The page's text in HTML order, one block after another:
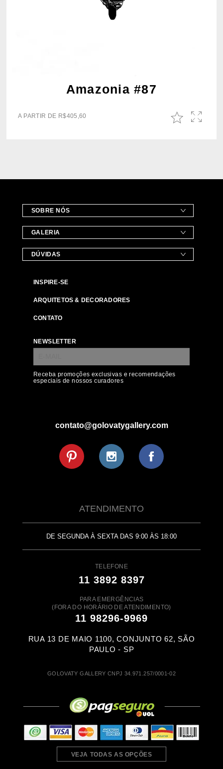
Amazonia #87
A PARTIR DE R$405,60
SOBRE NÓS
GALERIA
DÚVIDAS
INSPIRE-SE
ARQUITETOS & DECORADORES
CONTATO
NEWSLETTER
Receba promoções exclusivas e recomendações
especiais de nossos curadores
contato@golovatygallery.com
ATENDIMENTO
DE SEGUNDA À SEXTA DAS 9:00 ÀS 18:00
TELEFONE
11 3892 8397
PARA EMERGÊNCIAS
(FORA DO HORÁRIO DE ATENDIMENTO)
11 98296-9969
RUA 13 DE MAIO 1100, CONJUNTO 62, SÃO
PAULO - SP
GOLOVATY GALLERY CNPJ 34.971.257/0001-02
VEJA TODAS AS OPÇÕES